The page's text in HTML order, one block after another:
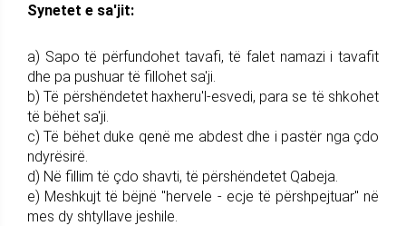
Synetet e sa'jit:
a) Sapo të përfundohet tavafi, të falet namazi i tavafit
dhe pa pushuar të fillohet sa'ji.
b) Të përshëndetet haxheru'l-esvedi, para se të shkohet
të bëhet sa'ji.
c) Të bëhet duke qenë me abdest dhe i pastër nga çdo
ndyrësirë.
d) Në fillim të çdo shavti, të përshëndetet Qabeja.
e) Meshkujt të bëjnë "hervele - ecje të përshpejtuar" në
mes dy shtyllave jeshile.